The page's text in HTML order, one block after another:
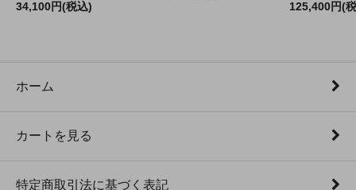
34,100円(税込)
125,400円(
ホーム
カートを見る
特定商取引法に基づく表記